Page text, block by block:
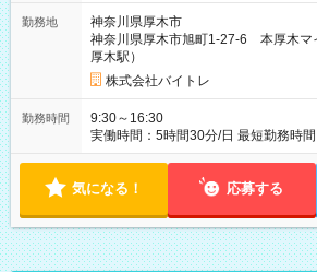
勤務地
神奈川県厚木市
神奈川県厚木市旭町1-27-6 本厚木マ
厚木駅）
株式会社バイトレ
勤務時間
9:30～16:30
実働時間：5時間30分/日 最短勤務時
5.5時間） 9：30～16：30（実働6時間）、9：30～17：00（実
気になる！ 応募する